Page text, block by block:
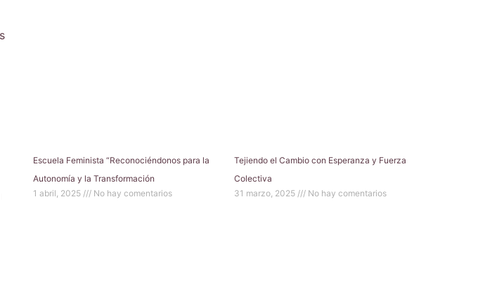
Escuela Feminista “Reconociéndonos para la
Autonomía y la Transformación
1 abril, 2025
No hay comentarios
Tejiendo el Cambio con Esperanza y Fuerza
Colectiva
31 marzo, 2025
No hay comentarios